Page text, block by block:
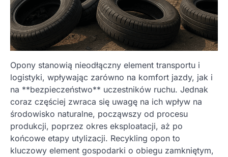
Opony stanowią nieodłączny element transportu i
logistyki, wpływając zarówno na komfort jazdy, jak i
na **bezpieczeństwo** uczestników ruchu. Jednak
coraz częściej zwraca się uwagę na ich wpływ na
środowisko naturalne, począwszy od procesu
produkcji, poprzez okres eksploatacji, aż po
końcowe etapy utylizacji. Recykling opon to
kluczowy element gospodarki o obiegu zamkniętym,